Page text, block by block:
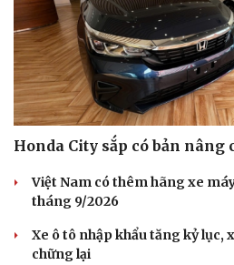
Văn hóa
Sân khấu - Điện ảnh
Văn học
Âm nhạc
Di sản
Honda City sắp có bản nâng
Việt Nam có thêm hãng xe
tháng 9/2026
Xe ô tô nhập khẩu tăng kỷ lục,
chững lại